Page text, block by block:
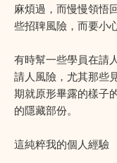
麻煩過，而慢慢領悟
些招聛風險，而要小
有時幫一些學員在請
請人風險，尤其那些
期就原形畢露的樣子
的隱藏部份。
這純粹我的個人經驗